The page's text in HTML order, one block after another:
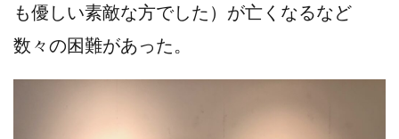
も優しい素敵な方でした）が亡くなるなど
数々の困難があった。